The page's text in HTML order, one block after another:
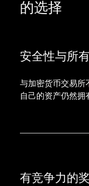
的选择
安全性与所
与加密货币交易
自己的资产仍然拥
有竞争力的